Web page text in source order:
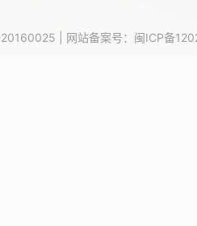
| 网站备案号： 闽ICP备